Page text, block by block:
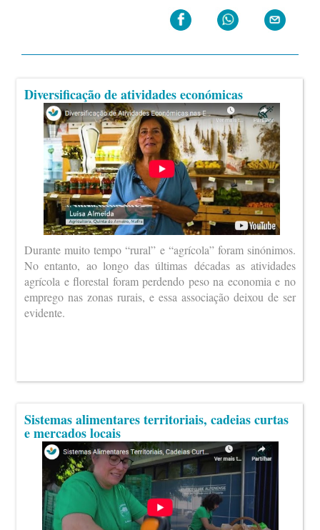
Diversificação de atividades económicas
Durante muito tempo “rural” e “agrícola” foram sinónimos.
No entanto, ao longo das últimas décadas as atividades
agrícola e florestal foram perdendo peso na economia e no
emprego nas zonas rurais, e essa associação deixou de ser
evidente.
Sistemas alimentares territoriais, cadeias curtas
e mercados locais